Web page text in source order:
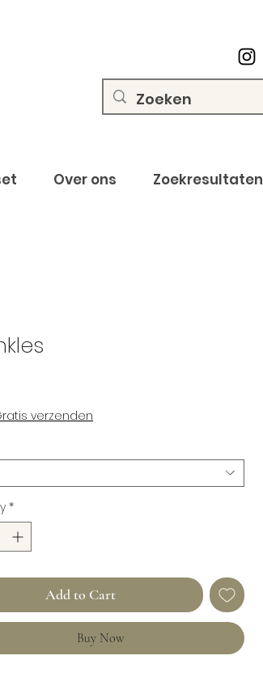
Over ons Zoekresultaten
verzenden
*
Add to Cart
Buy Now